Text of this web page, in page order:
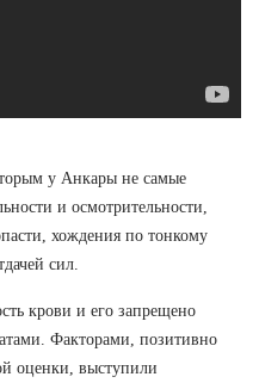
у Анкары не самые
и осмотрительности,
хождения по тонкому
сил.
крови и его запрещено
Факторами, позитивно
оценки, выступили